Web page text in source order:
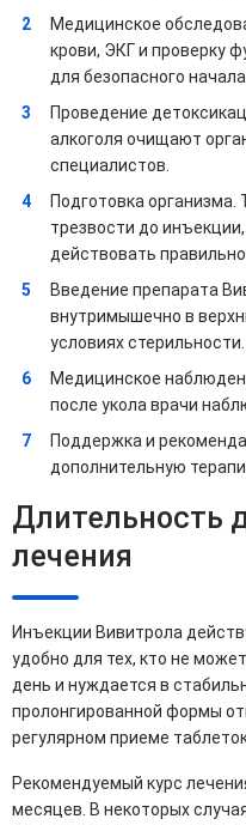
Медицинское
крови, ЭКГ и проверку
для безопасного
Проведение
алкоголя очищают
специалистов.
Подготовка
трезвости до
действовать правильно.
Введение препарата
внутримышечно в
условиях стерильности.
Медицинское
после укола врачи
Поддержка и
дополнительную
Длительность
лечения
Инъекции Вивитрола
удобно для тех, кто не
день и нуждается в
пролонгированной формы
регулярном приеме
Рекомендуемый курс
месяцев. В некоторых